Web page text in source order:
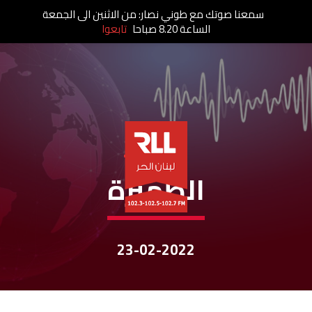
نشرات الأخبار
الظّهيرة
23-02-2022
سمعنا صوتك مع طوني نصار: من الاثنين الى الجمعة
الساعة 8.20 صباحا تابعوا